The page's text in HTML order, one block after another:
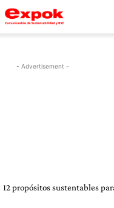
- Advertisement -
12 propósitos sustentables